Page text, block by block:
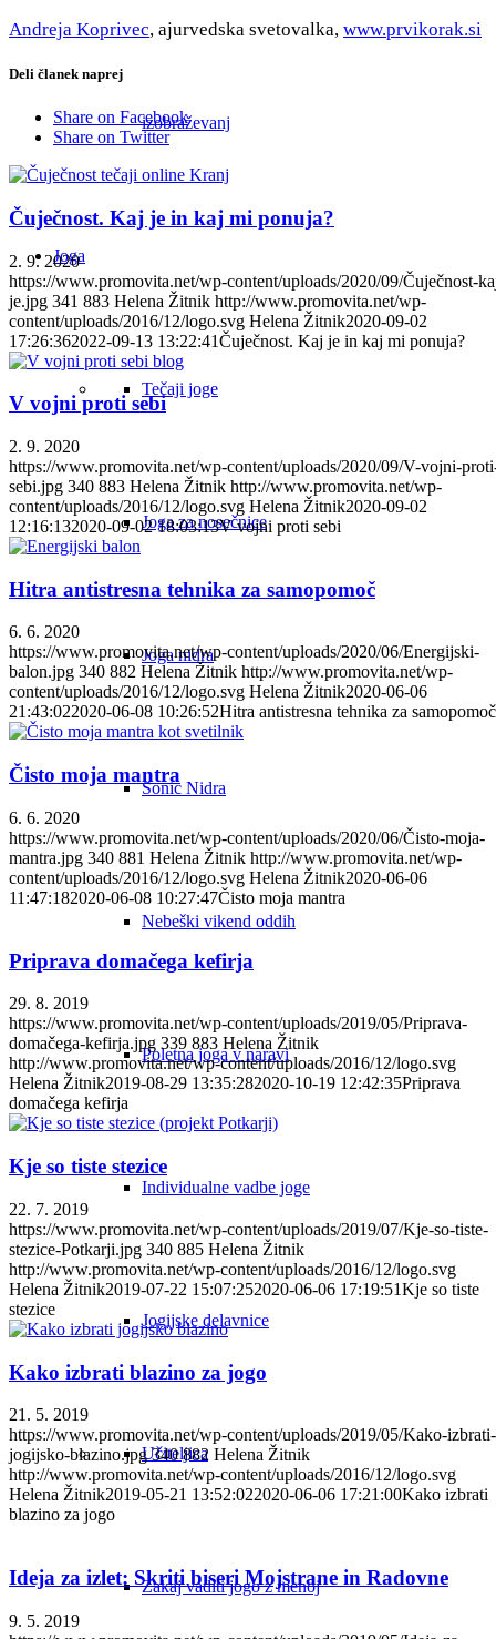
izobraževanj
Joga
Tečaji joge
Joga za nosečnice
Joga nidra
Sonic Nidra
Nebeški vikend oddih
Poletna joga v naravi
Individualne vadbe joge
Jogijske delavnice
Učiteljica
Zakaj vaditi jogo z menoj
Andreja Koprivec, ajurvedska svetovalka, www.prvikorak.si
Deli članek naprej
Share on Facebook
Share on Twitter
Čuječnost. Kaj je in kaj mi ponuja?
2. 9. 2020
https://www.promovita.net/wp-content/uploads/2020/09/Čuječnost-
je.jpg 341 883 Helena Žitnik http://www.promovita.net/wp-
content/uploads/2016/12/logo.svg Helena Žitnik2020-09-02
17:26:362022-09-13 13:22:41Čuječnost. Kaj je in kaj mi ponuja?
V vojni proti sebi
2. 9. 2020
https://www.promovita.net/wp-content/uploads/2020/09/V-vojni-
sebi.jpg 340 883 Helena Žitnik http://www.promovita.net/wp-
content/uploads/2016/12/logo.svg Helena Žitnik2020-09-02
12:16:132020-09-02 18:03:13V vojni proti sebi
Hitra antistresna tehnika za samopomoč
6. 6. 2020
https://www.promovita.net/wp-content/uploads/2020/06/Energijski-
balon.jpg 340 882 Helena Žitnik http://www.promovita.net/wp-
content/uploads/2016/12/logo.svg Helena Žitnik2020-06-06
21:43:022020-06-08 10:26:52Hitra antistresna tehnika za samopomoč
Čisto moja mantra
6. 6. 2020
https://www.promovita.net/wp-content/uploads/2020/06/Čisto-moja-
mantra.jpg 340 881 Helena Žitnik http://www.promovita.net/wp-
content/uploads/2016/12/logo.svg Helena Žitnik2020-06-06
11:47:182020-06-08 10:27:47Čisto moja mantra
Priprava domačega kefirja
29. 8. 2019
https://www.promovita.net/wp-content/uploads/2019/05/Priprava-
domačega-kefirja.jpg 339 883 Helena Žitnik
http://www.promovita.net/wp-content/uploads/2016/12/logo.svg
Helena Žitnik2019-08-29 13:35:282020-10-19 12:42:35Priprava
domačega kefirja
Kje so tiste stezice
22. 7. 2019
https://www.promovita.net/wp-content/uploads/2019/07/Kje-so-tiste-
stezice-Potkarji.jpg 340 885 Helena Žitnik
http://www.promovita.net/wp-content/uploads/2016/12/logo.svg
Helena Žitnik2019-07-22 15:07:252020-06-06 17:19:51Kje so tiste
stezice
Kako izbrati blazino za jogo
21. 5. 2019
https://www.promovita.net/wp-content/uploads/2019/05/Kako-izbrati-
jogijsko-blazino.jpg 340 882 Helena Žitnik
http://www.promovita.net/wp-content/uploads/2016/12/logo.svg
Helena Žitnik2019-05-21 13:52:022020-06-06 17:21:00Kako izbrati
blazino za jogo
Ideja za izlet: Skriti biseri Mojstrane in Radovne
9. 5. 2019